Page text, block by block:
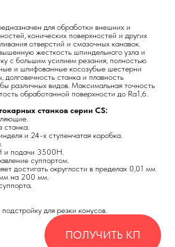
для обработки внешних и
конических поверхностей и других
отверстий и смазочных канавок.
жесткость шпиндельного узла и
с большим усилием резания, полностью
и шлифованные косозубые шестерни
станка и плавность
различных видов. Максимальная точность
обработанной поверхности до Ra1,6.
станков серии CS:
станка.
и 24-х ступенчатая коробка.
и подачи 3500Н.
суппортом.
достигать округлости в пределах 0,01 мм
мм на 200 мм.
для резки конусов.
ПОЛУЧИТЬ КП